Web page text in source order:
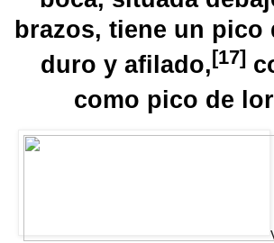
brazos, tiene un pico
duro y afilado,[17]
como pico de